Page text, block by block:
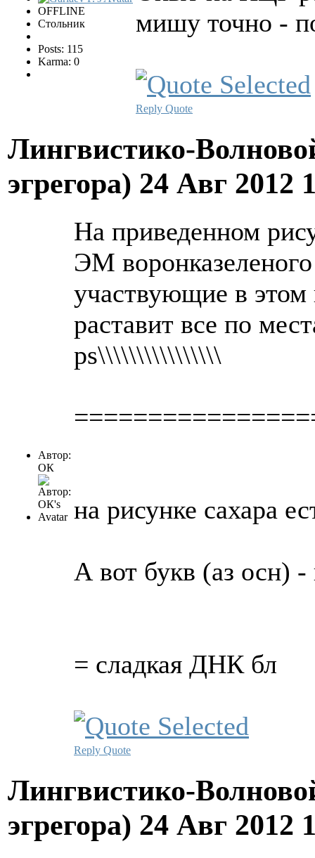
OFFLINE
Стольник
Posts: 115
Karma: 0
мишу точно -
Reply Quote
Лингвистико-
эгрегора) 24 Авг 2012
Автор:
ОК
На приведенном
ЭМ
участвующие в
раставит все по
ps\\\\\\\\\\\\\\\\
на рисунке сахара
А вот букв (аз осн) -
= сладкая ДНК бл
Reply Quote
Лингвистико-
эгрегора) 24 Авг 2012